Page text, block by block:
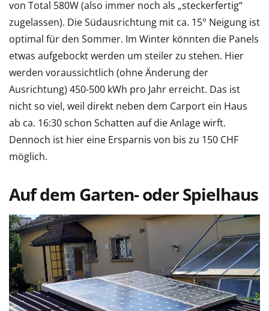
von Total 580W (also immer noch als „steckerfertig“
zugelassen). Die Südausrichtung mit ca. 15° Neigung ist
optimal für den Sommer. Im Winter könnten die Panels
etwas aufgebockt werden um steiler zu stehen. Hier
werden voraussichtlich (ohne Änderung der
Ausrichtung) 450-500 kWh pro Jahr erreicht. Das ist
nicht so viel, weil direkt neben dem Carport ein Haus
ab ca. 16:30 schon Schatten auf die Anlage wirft.
Dennoch ist hier eine Ersparnis von bis zu 150 CHF
möglich.
Auf dem Garten- oder Spielhaus